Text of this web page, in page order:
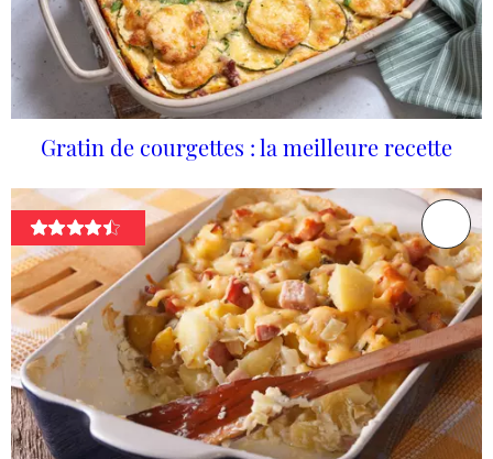
Gratin de courgettes : la meilleure recette